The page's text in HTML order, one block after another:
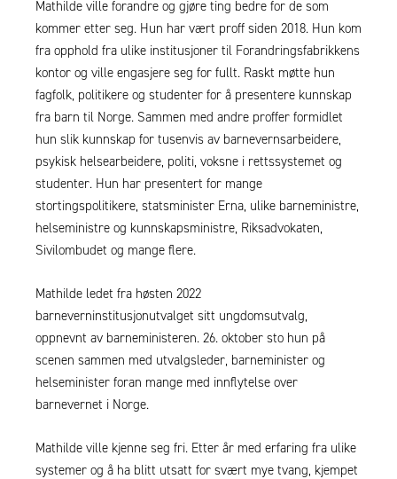
Mathilde ville forandre og gjøre ting bedre for de som
kommer etter seg. Hun har vært proff siden 2018. Hun kom
fra opphold fra ulike institusjoner til Forandringsfabrikkens
kontor og ville engasjere seg for fullt. Raskt møtte hun
fagfolk, politikere og studenter for å presentere kunnskap
fra barn til Norge. Sammen med andre proffer formidlet
hun slik kunnskap for tusenvis av barnevernsarbeidere,
psykisk helsearbeidere, politi, voksne i rettssystemet og
studenter. Hun har presentert for mange
stortingspolitikere, statsminister Erna, ulike barneministre,
helseministre og kunnskapsministre, Riksadvokaten,
Sivilombudet og mange flere.
Mathilde ledet fra høsten 2022
barneverninstitusjonutvalget sitt ungdomsutvalg,
oppnevnt av barneministeren. 26. oktober sto hun på
scenen sammen med utvalgsleder, barneminister og
helseminister foran mange med innflytelse over
barnevernet i Norge.
Mathilde ville kjenne seg fri. Etter år med erfaring fra ulike
systemer og å ha blitt utsatt for svært mye tvang, kjempet